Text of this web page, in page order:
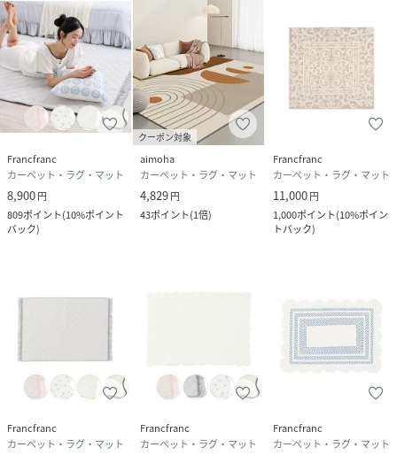
Francfranc
カーペット・ラグ・マット
8,900円
809ポイント(10%ポイント
バック)
クーポン対象
aimoha
カーペット・ラグ・マット
4,829円
43ポイント(1倍)
Francfranc
カーペット・ラグ・マット
11,000円
1,000ポイント(10%ポイン
トバック)
Francfranc
カーペット・ラグ・マット
Francfranc
カーペット・ラグ・マット
Francfranc
カーペット・ラグ・マット